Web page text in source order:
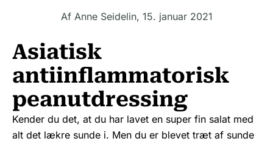
AfAnne Seidelin, 15. januar 2021
Asiatisk
antiinflammatorisk
peanutdressing
Kender du det, at du har lavet en super fin salat med
alt det lækre sunde i. Men du er blevet træt af sunde